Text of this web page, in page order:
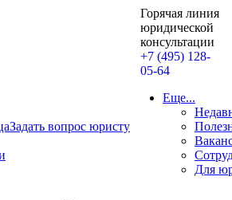
Горячая линия
юридической
консультации
+7 (495) 128-
05-64
Задать вопрос юристу
Еще...
Для